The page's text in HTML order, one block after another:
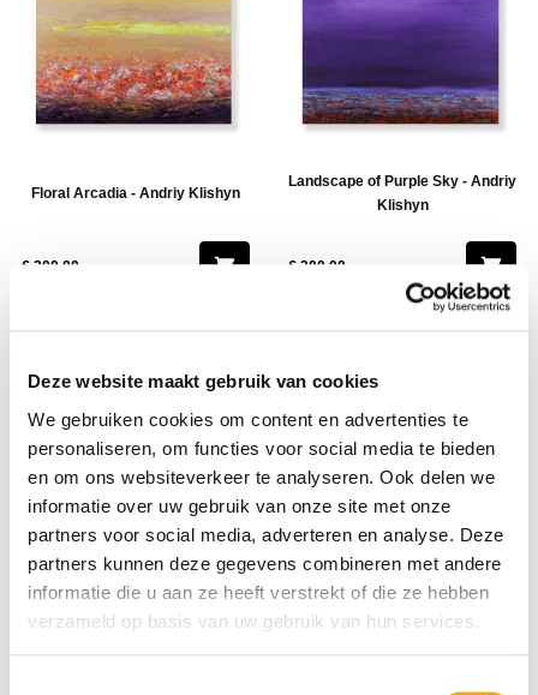
Deze website maakt gebruik van cookies
We gebruiken cookies om content en advertenties te
personaliseren, om functies voor social media te bieden
en om ons websiteverkeer te analyseren. Ook delen we
informatie over uw gebruik van onze site met onze
partners voor social media, adverteren en analyse. Deze
partners kunnen deze gegevens combineren met andere
informatie die u aan ze heeft verstrekt of die ze hebben
verzameld op basis van uw gebruik van hun services.
Floral Arcadia - Andriy Klishyn
€ 300,00
Landscape of Purple Sky - Andriy
Klishyn
€ 300,00
Landscape of Green Sky - Andriy
Stormy Landscape - Andriy Klishyn